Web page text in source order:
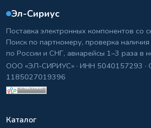
Эл-Сириус
Поставка электронных компонентов со
Поиск по партномеру, проверка
по России и СНГ, авиарейсы 1–3 раза в
ООО «ЭЛ-СИРИУС» · ИНН 5040157293 ·
1185027019396
Каталог